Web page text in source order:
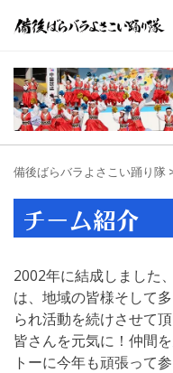
備後ばらバラよさこい踊り隊
チーム紹介
2002年に結成しました
は、地域の皆様そして
られ活動を続けさせて頂
皆さんを元気に！仲間
トーに今年も頑張って参